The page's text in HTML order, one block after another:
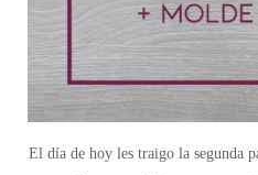
El día de hoy les traigo la segunda